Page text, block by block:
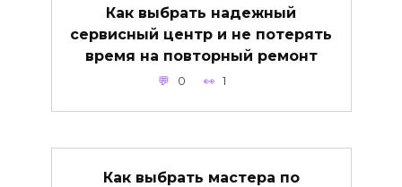
Как выбрать надежный
сервисный центр и не потерять
время на повторный ремонт
0 1
Как выбрать мастера по